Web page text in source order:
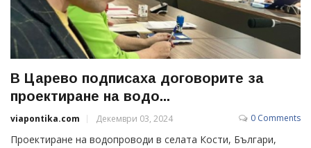
В Царево подписаха договорите за
проектиране на водо...
viapontika.com Декември 03, 2024 0 Comments
Проектиране на водопроводи в селата Кости, Българи,